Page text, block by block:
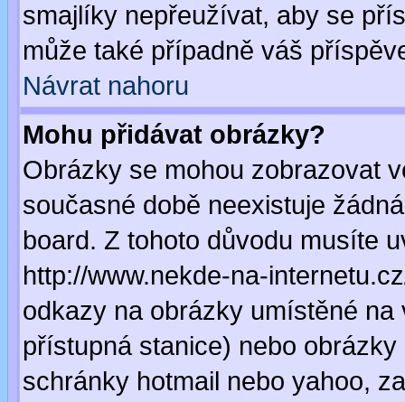
smajlíky nepřeužívat, aby se
může také případně váš
Návrat nahoru
Mohu přidávat obrázky?
Obrázky se mohou zobrazovat
současné době neexistuje
board. Z tohoto důvodu musíte
http://www.nekde-na-
odkazy na obrázky umístěné
přístupná stanice) nebo
schránky hotmail nebo yahoo,